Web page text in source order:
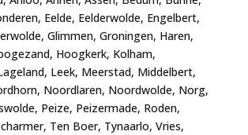
Eelde, Eelderwolde, Engelbert,
Glimmen, Groningen, Haren,
Hoogkerk, Kolham,
Leek, Meerstad, Middelbert,
Noordlaren, Noordwolde, Norg,
Peize, Peizermade, Roden,
Ten Boer, Tynaarlo, Vries,